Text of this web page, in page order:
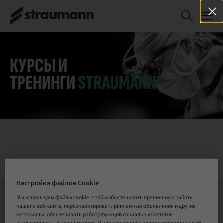
ZAGA Cadaver
Course:
Zygomatic &
Implants
ЗАРЕГИСТРИРОВАТЬСЯ
КУРСЫ И
ТРЕНИНГИSTRAUMANN®
СВЯЗАТЬСЯ С НАМИ
Настройки файлов Cookie
Мы используем файлы cookie, чтобы обеспечивать правильную работу
нашего веб-сайта, персонализировать рекламные объявления и другие
материалы, обеспечивать работу функций социальных сетей и